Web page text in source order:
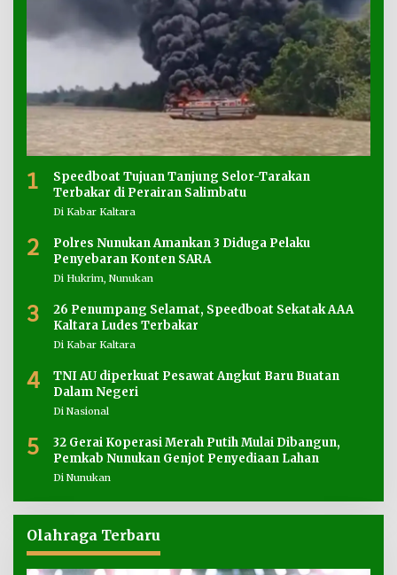
1
Speedboat Tujuan Tanjung Selor-Tarakan
Terbakar di Perairan Salimbatu
Di Kabar Kaltara
2
Polres Nunukan Amankan 3 Diduga Pelaku
Penyebaran Konten SARA
Di Hukrim, Nunukan
3
26 Penumpang Selamat, Speedboat Sekatak AAA
Kaltara Ludes Terbakar
Di Kabar Kaltara
4
TNI AU diperkuat Pesawat Angkut Baru Buatan
Dalam Negeri
Di Nasional
5
32 Gerai Koperasi Merah Putih Mulai Dibangun,
Pemkab Nunukan Genjot Penyediaan Lahan
Di Nunukan
Olahraga Terbaru